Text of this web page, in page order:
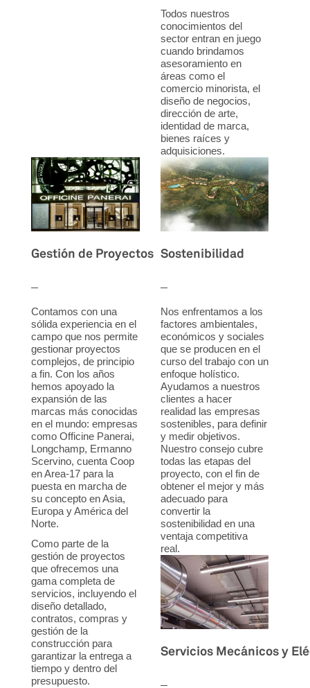
Todos nuestros
conocimientos del
sector entran en juego
cuando brindamos
asesoramiento en
áreas como el
comercio minorista, el
diseño de negocios,
dirección de arte,
identidad de marca,
bienes raíces y
adquisiciones.
Gestión de Proyectos
Contamos con una
sólida experiencia en el
campo que nos permite
gestionar proyectos
complejos, de principio
a fin. Con los años
hemos apoyado la
expansión de las
marcas más conocidas
en el mundo: empresas
como Officine Panerai,
Longchamp, Ermanno
Scervino, cuenta Coop
en Area-17 para la
puesta en marcha de
su concepto en Asia,
Europa y América del
Norte.
Como parte de la
gestión de proyectos
que ofrecemos una
gama completa de
servicios, incluyendo el
diseño detallado,
contratos, compras y
gestión de la
construcción para
garantizar la entrega a
tiempo y dentro del
presupuesto.
Sostenibilidad
Nos enfrentamos a los
factores ambientales,
económicos y sociales
que se producen en el
curso del trabajo con un
enfoque holístico.
Ayudamos a nuestros
clientes a hacer
realidad las empresas
sostenibles, para definir
y medir objetivos.
Nuestro consejo cubre
todas las etapas del
proyecto, con el fin de
obtener el mejor y más
adecuado para
convertir la
sostenibilidad en una
ventaja competitiva
real.
Servicios Mecánicos y